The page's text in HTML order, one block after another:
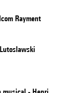
Rayment